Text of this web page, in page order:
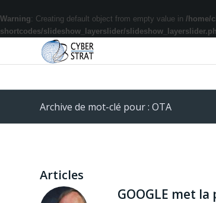
Warning: Creating default object from empty value in /home/
shortcodes/slideshow_layerslider/
Archive de mot-clé pour : OTA
Articles
GOOGLE met